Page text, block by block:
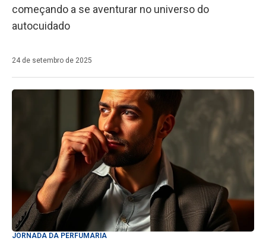
começando a se aventurar no universo do
autocuidado
24 de setembro de 2025
JORNADA DA PERFUMARIA